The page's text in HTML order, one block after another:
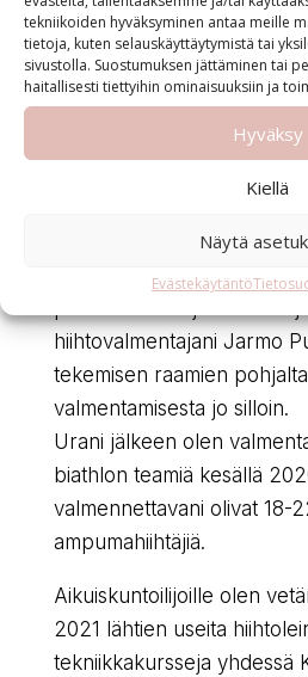
tekniikoiden hyväksyminen antaa meille
tietoja, kuten selauskäyttäytymistä tai
sivustolla. Suostumuksen jättäminen tai
haitallisesti tiettyihin ominaisuuksiin ja
Hyväksy
Kiellä
Näytä
Evästekäytäntö
IBUn
basic level
Omalla
hiihtovalmentajani Jarmo
tekemisen raamien
valmentamisesta jo silloin.
Urani jälkeen olen
biathlon teamiä kesällä
valmennettavani olivat 18-
ampumahiihtäjiä.
Aikuiskuntoilijoille olen
2021 lähtien useita
tekniikkakursseja yhdessä